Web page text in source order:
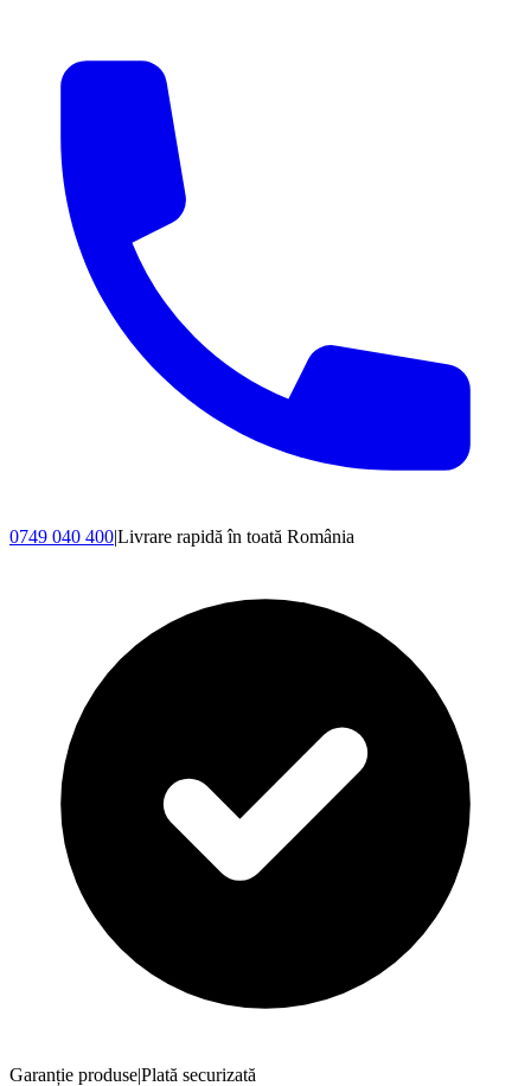
0749 040 400|Livrare rapidă în toată România
Garanție produse|Plată securizată